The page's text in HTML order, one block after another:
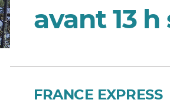
avant 13
FRANCE EXPRESS